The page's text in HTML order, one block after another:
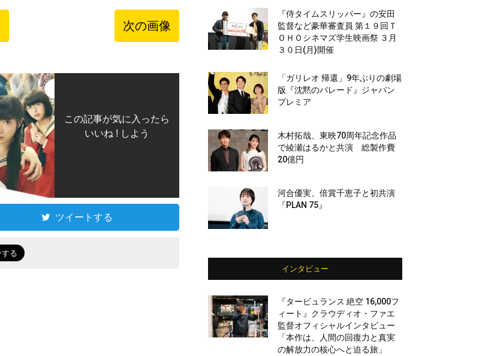
次の画像
この記事が気に入ったら
いいね ! しよう
ツイートする
『侍タイムスリッパー』の安田
監督など豪華審査員 第１９回Ｔ
ＯＨＯシネマズ学生映画祭 ３月
３０日(月)開催
「ガリレオ 帰還」9年ぶりの劇場
版『沈黙のパレード』ジャパン
プレミア
木村拓哉、東映70周年記念作品
で綾瀬はるかと共演 総製作費
20億円
河合優実、倍賞千恵子と初共演
『PLAN 75』
インタビュー
『タービュランス 絶空 16,000フ
ィート』クラウディオ・ファエ
監督オフィシャルインタビュー
「本作は、人間の回復力と真実
の解放力の核心へと迫る旅」